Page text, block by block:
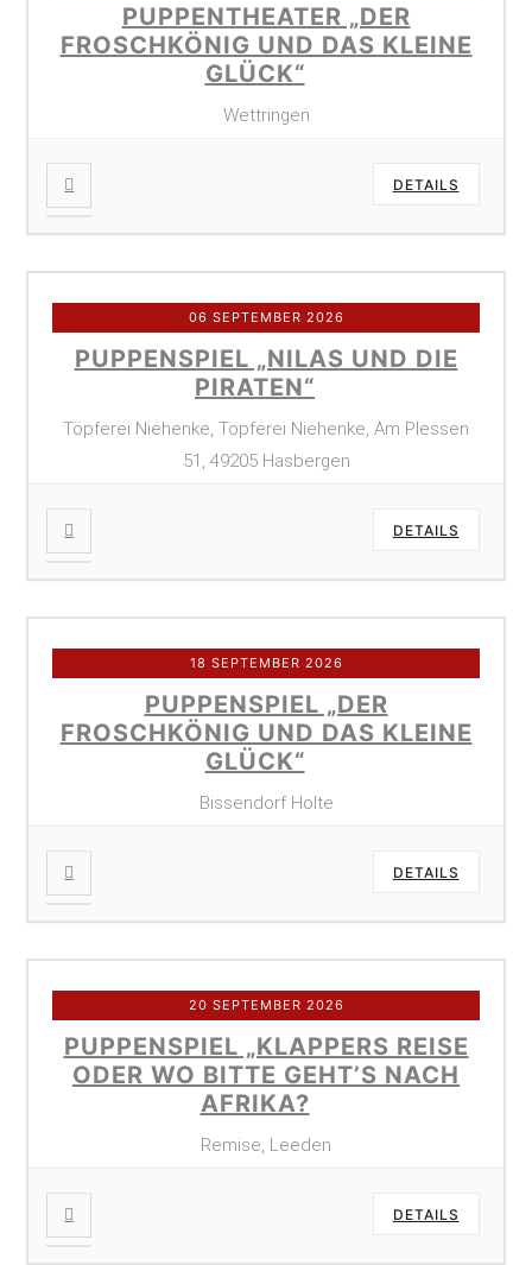
PUPPENTHEATER „DER
FROSCHKÖNIG UND DAS KLEINE
GLÜCK“
Wettringen
DETAILS
06 SEPTEMBER 2026
PUPPENSPIEL „NILAS UND DIE
PIRATEN“
Töpferei Niehenke, Töpferei Niehenke, Am Plessen
51, 49205 Hasbergen
DETAILS
18 SEPTEMBER 2026
PUPPENSPIEL „DER
FROSCHKÖNIG UND DAS KLEINE
GLÜCK“
Bissendorf Holte
DETAILS
20 SEPTEMBER 2026
PUPPENSPIEL „KLAPPERS REISE
ODER WO BITTE GEHT’S NACH
AFRIKA?
Remise, Leeden
DETAILS